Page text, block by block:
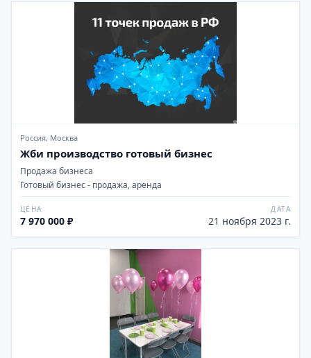
Россия, Москва
Жби производство готовый бизнес
Продажа бизнеса
Готовый бизнес - продажа, аренда
ЦЕНА
7 970 000 ₽
ДАТА
21 ноября 2023 г.